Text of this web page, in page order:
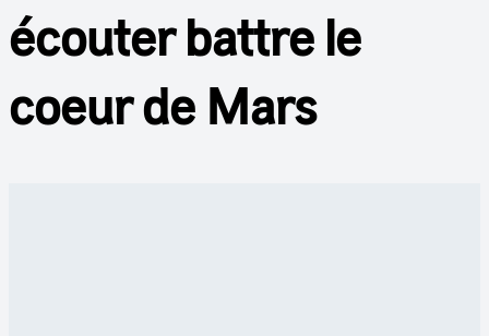
écouter battre le
coeur de Mars